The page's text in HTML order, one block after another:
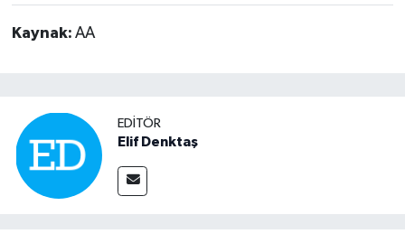
Kaynak: AA
EDITÖR
Elif Denktaş